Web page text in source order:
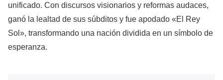
unificado. Con discursos visionarios y reformas audaces,
ganó la lealtad de sus súbditos y fue apodado «El Rey
Sol», transformando una nación dividida en un símbolo de
esperanza.